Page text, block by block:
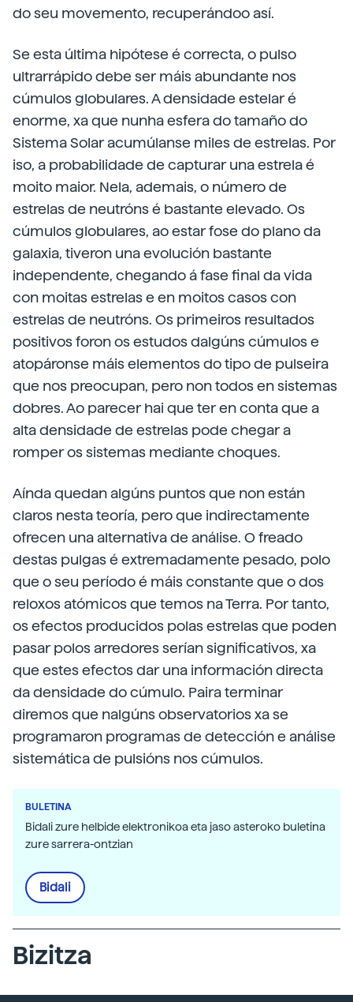
do seu movemento, recuperándoo así.
Se esta última hipótese é correcta, o pulso
ultrarrápido debe ser máis abundante nos
cúmulos globulares. A densidade estelar é
enorme, xa que nunha esfera do tamaño do
Sistema Solar acumúlanse miles de estrelas. Por
iso, a probabilidade de capturar una estrela é
moito maior. Nela, ademais, o número de
estrelas de neutróns é bastante elevado. Os
cúmulos globulares, ao estar fose do plano da
galaxia, tiveron una evolución bastante
independente, chegando á fase final da vida
con moitas estrelas e en moitos casos con
estrelas de neutróns. Os primeiros resultados
positivos foron os estudos dalgúns cúmulos e
atopáronse máis elementos do tipo de pulseira
que nos preocupan, pero non todos en sistemas
dobres. Ao parecer hai que ter en conta que a
alta densidade de estrelas pode chegar a
romper os sistemas mediante choques.
Aínda quedan algúns puntos que non están
claros nesta teoría, pero que indirectamente
ofrecen una alternativa de análise. O freado
destas pulgas é extremadamente pesado, polo
que o seu período é máis constante que o dos
reloxos atómicos que temos na Terra. Por tanto,
os efectos producidos polas estrelas que poden
pasar polos arredores serían significativos, xa
que estes efectos dar una información directa
da densidade do cúmulo. Paira terminar
diremos que nalgúns observatorios xa se
programaron programas de detección e análise
sistemática de pulsións nos cúmulos.
BULETINA
Bidali zure helbide elektronikoa eta jaso asteroko buletina
zure sarrera-ontzian
Bidali
Bizitza